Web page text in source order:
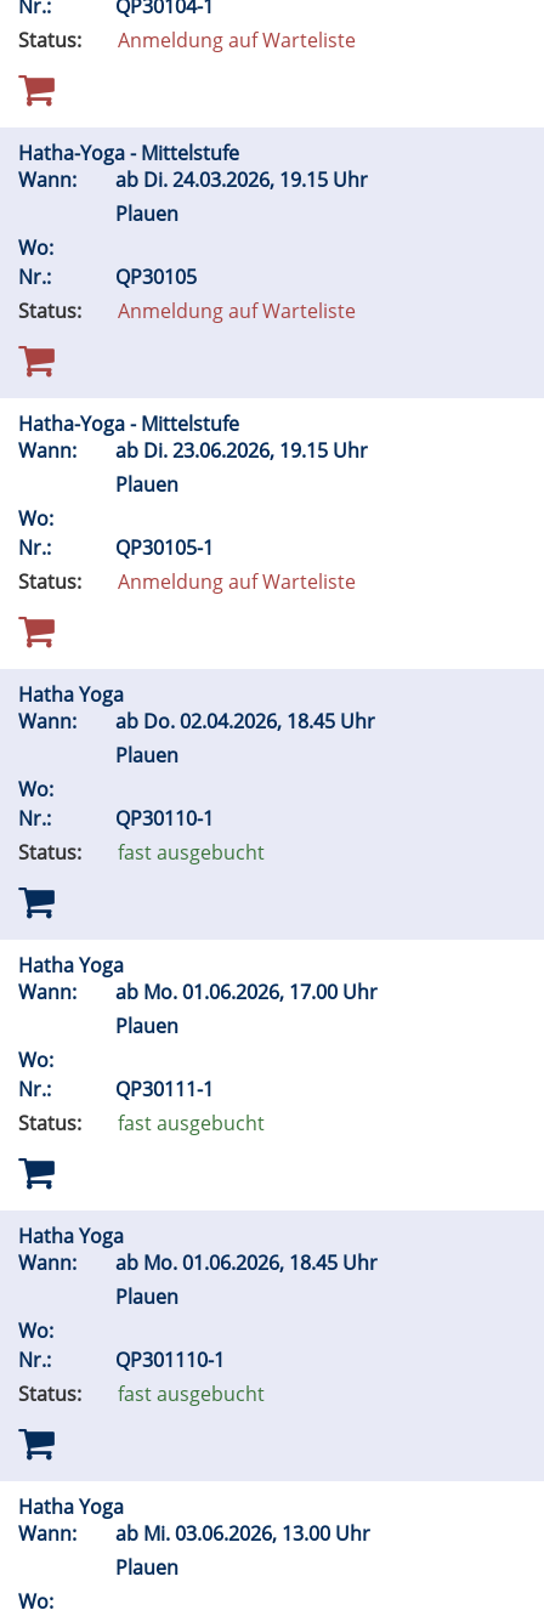
Nr.:
QP30104-1
Status:
Anmeldung auf Warteliste
Hatha-Yoga - Mittelstufe
Wann:
ab Di.24.03.2026, 19.15 Uhr
Plauen
Wo:
Nr.:
QP30105
Status:
Anmeldung auf Warteliste
Hatha-Yoga - Mittelstufe
Wann:
ab Di.23.06.2026, 19.15 Uhr
Plauen
Wo:
Nr.:
QP30105-1
Status:
Anmeldung auf Warteliste
Hatha Yoga
Wann:
ab Do.02.04.2026, 18.45 Uhr
Plauen
Wo:
Nr.:
QP30110-1
Status:
fast ausgebucht
Hatha Yoga
Wann:
ab Mo.01.06.2026, 17.00 Uhr
Plauen
Wo:
Nr.:
QP30111-1
Status:
fast ausgebucht
Hatha Yoga
Wann:
ab Mo.01.06.2026, 18.45 Uhr
Plauen
Wo:
Nr.:
QP301110-1
Status:
fast ausgebucht
Hatha Yoga
Wann:
ab Mi.03.06.2026, 13.00 Uhr
Plauen
Wo: